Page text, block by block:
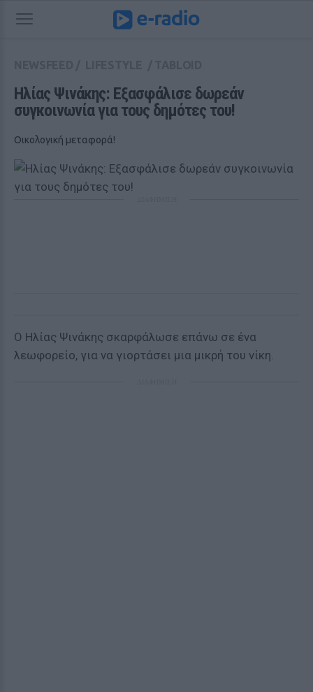
Ηλίας Ψινάκης: Εξασφάλισε δωρεάν
συγκοινωνία για τους δημότες του!
Οικολογική μεταφορά!
Ο Ηλίας Ψινάκης σκαρφάλωσε επάνω σε ένα
λεωφορείο, για να γιορτάσει μια μικρή του νίκη.